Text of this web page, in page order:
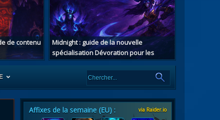
de contenu
Midnight : guide de la nouvelle
spécialisation Dévoration pour les
chasseurs de démons
Affixes de la semaine (EU) : via Raider.io